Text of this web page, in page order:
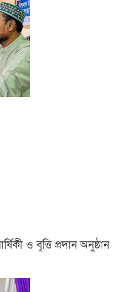
ও বৃত্তি প্রদান অনুষ্ঠান